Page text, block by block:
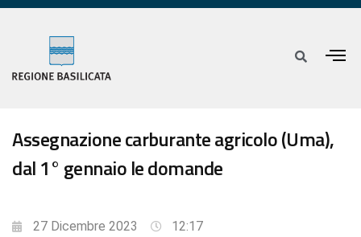
Assegnazione carburante agricolo (Uma),
dal 1° gennaio le domande
27 Dicembre 2023
12:17